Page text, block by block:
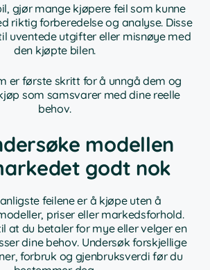
gjør mange kjøpere feil som kunne
riktig forberedelse og analyse. Disse
uventede utgifter eller misnøye med
den kjøpte bilen.
er første skritt for å unngå dem og
som samsvarer med dine reelle
behov.
modellen
godt nok
feilene er å kjøpe uten å
priser eller markedsforhold.
at du betaler for mye eller velger en
dine behov. Undersøk forskjellige
forbruk og gjenbruksverdi før du